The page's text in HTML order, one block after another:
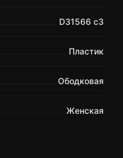
D31566 c3
Пластик
Ободковая
Женская